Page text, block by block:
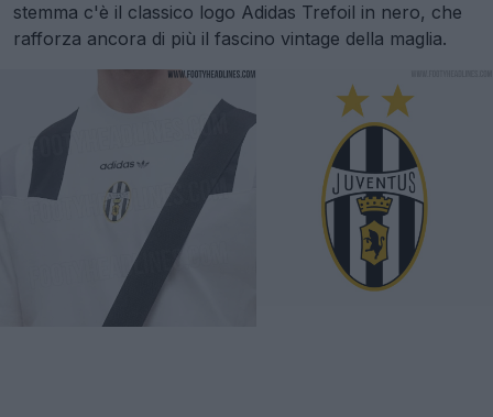
stemma c'è il classico logo Adidas Trefoil in nero, che
rafforza ancora di più il fascino vintage della maglia.